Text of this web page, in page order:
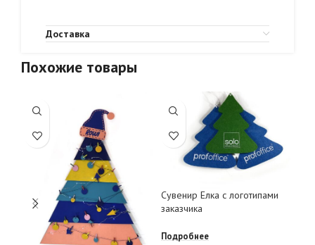
Доставка
Похожие товары
Сувенир Елка с логотипами
заказчика
Подробнее